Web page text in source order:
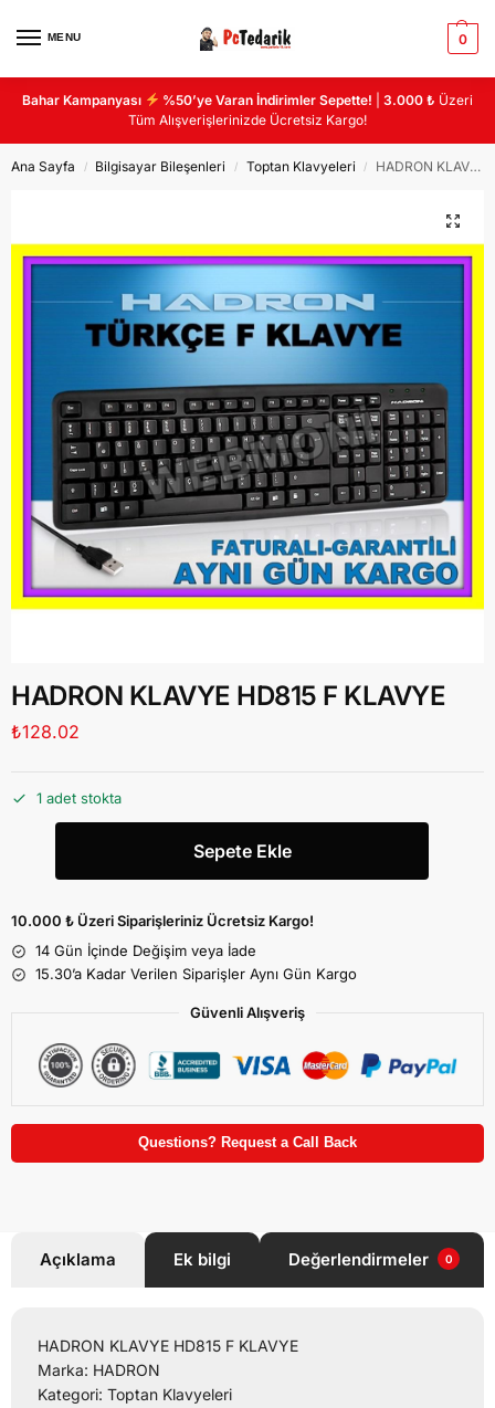
MENU 0
Bahar Kampanyası %50’ye Varan İndirimler Sepette! |3.000 ₺ Üzeri
Tüm Alışverişlerinizde Ücretsiz Kargo!
Ana Sayfa / Bilgisayar Bileşenleri / Toptan Klavyeleri / HADRON KLAVYE HD815 F KLAVYE
HADRON KLAVYE HD815 F KLAVYE
₺128.02
1 adet stokta
Sepete Ekle
10.000 ₺ Üzeri Siparişleriniz Ücretsiz Kargo!
14 Gün İçinde Değişim veya İade
15.30’a Kadar Verilen Siparişler Aynı Gün Kargo
Güvenli Alışveriş
Questions? Request a Call Back
Açıklama Ek bilgi Değerlendirmeler 0
HADRON KLAVYE HD815 F KLAVYE
Marka: HADRON
Kategori: Toptan Klavyeleri